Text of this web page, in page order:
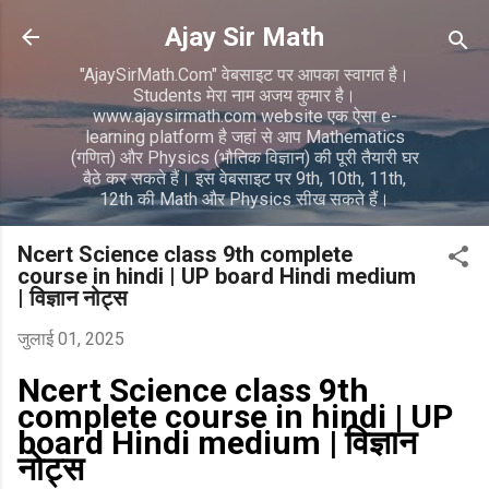
सीधे मुख्य सामग्री पर जाएं
Ajay Sir Math
"AjaySirMath.Com" वेबसाइट पर आपका स्वागत है।
Students मेरा नाम अजय कुमार है।
www.ajaysirmath.com website एक ऐसा e-
learning platform है जहां से आप Mathematics
(गणित) और Physics (भौतिक विज्ञान) की पूरी तैयारी घर
बैठे कर सकते हैं। इस वेबसाइट पर 9th, 10th, 11th,
12th की Math और Physics सीख सकते हैं।
Ncert Science class 9th complete
course in hindi | UP board Hindi medium
| विज्ञान नोट्स
जुलाई 01, 2025
Ncert Science class 9th
complete course in hindi | UP
board Hindi medium | विज्ञान
नोट्स